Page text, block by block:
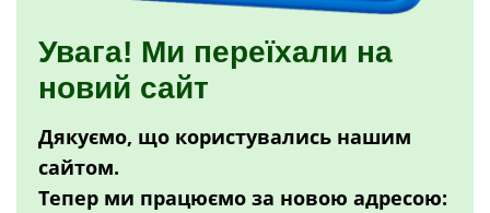
Увага! Ми переїхали на
новий сайт
Дякуємо, що користувались нашим
сайтом.
Тепер ми працюємо за новою адресою: